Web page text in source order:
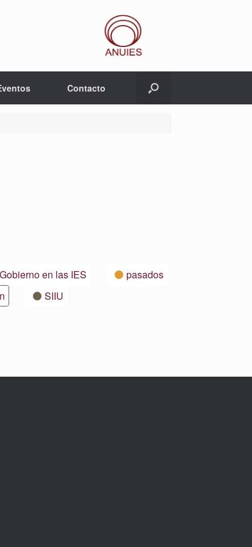
Contacto
Gobierno en las IES
pasados
SIIU